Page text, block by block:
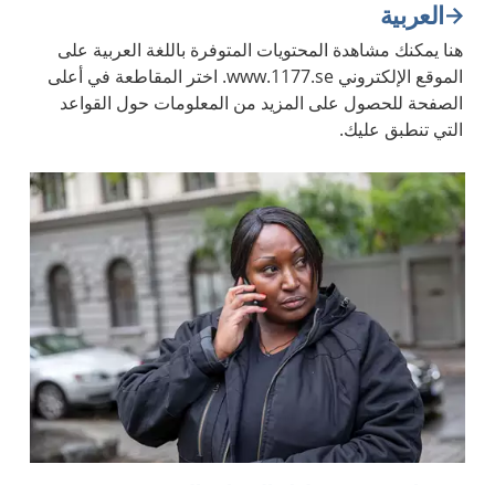
العربية
هنا يمكنك مشاهدة المحتويات المتوفرة باللغة العربية على
الموقع الإلكتروني www.1177.se. اختر المقاطعة في أعلى
الصفحة للحصول على المزيد من المعلومات حول القواعد
التي تنطبق عليك.